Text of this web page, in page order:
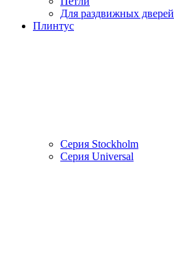
Для раздвижных дверей
Плинтус
Серия Stockholm
Серия Universal